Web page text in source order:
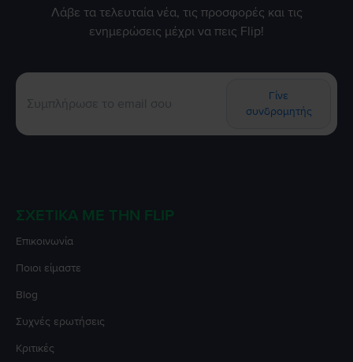
Λάβε τα τελευταία νέα, τις προσφορές και τις
ενημερώσεις μέχρι να πεις Flip!
Γίνε
συνδρομητής
ΣΧΕΤΙΚΆ ΜΕ ΤΗΝ FLIP
Επικοινωνία
Ποιοι είμαστε
Blog
Συχνές ερωτήσεις
Κριτικές